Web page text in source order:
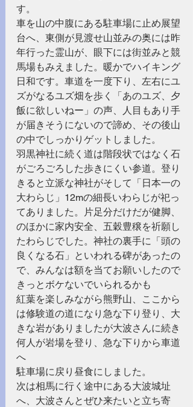
す。
車を山の中腹にある駐車場に止め展望
台へ、東側が見渡せ山並みの奥には昨
年行った霊山が、眼下には街並みと競
馬場もみえました。暖かでハイキング
日和です。車道を一度下り、左右にユ
ズがなるユズ畑を歩く「あのユズ、夕
飯に欲しいねー」の声、人目もあり手
が届きそうにないので諦め、その後山
の中でしっかりゲットしました。
羽黒神社に続く道は階段状ではなく石
がごろごろした歩きにくい参道。登り
きると立派な神社がそして「日本一の
大わらじ」12mの細長いわらじが祀っ
てありました。片足分だけだが健脚、
のほかに家内安全、五穀豊穣を祈願し
たわらじでした。神社の裏手に「頭の
良くなる石」といわれる碑があったの
で、みんなは額を当てお願いしたので
きっとボケないでいられるかも
紅葉を楽しみながら熊野山、ここから
は修験道の道になり急な下り登り、大
きな岩がありましたが大波さんに続き
何人が岩場を登り、急な下りから車道
へ
駐車場に戻り昼食にしました。
次は相馬に行く途中にある大波城址
へ、大波さんとぜひ来たいと立ち寄